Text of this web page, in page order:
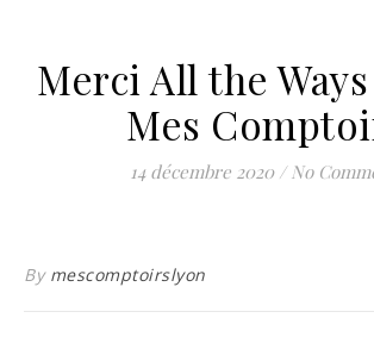
Merci All the Ways
Mes
14 décembre 2020 / No
By mescomptoirslyon